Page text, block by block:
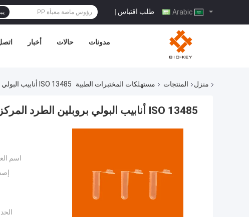
طلب اقتباس |
أخبار حالات مدونات
منزل المنتجات مستهلكات المختبرات الطبية ISO 13485 أنابيب البولي بروبلين الطرد المركزي 5 مل مستهلكات المختبرات الطبية
ISO 13485 أنابيب البولي بروبلين الطرد المركزي 5 مل مستهلكات المختبرات الطبية
اسم